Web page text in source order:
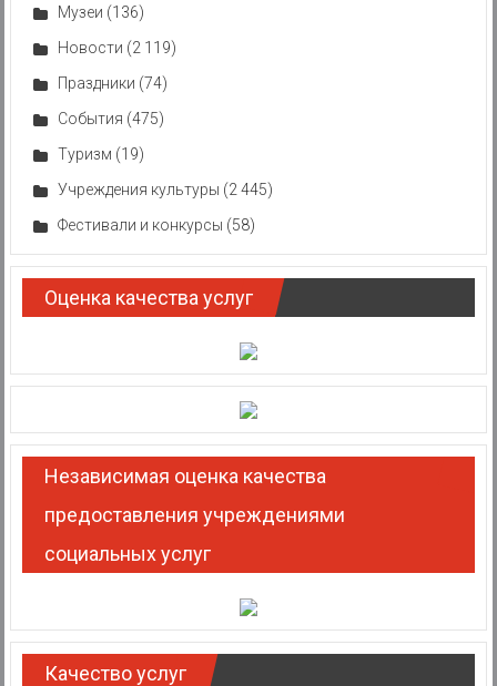
Музеи (136)
Новости (2 119)
Праздники (74)
События (475)
Туризм (19)
Учреждения культуры (2 445)
Фестивали и конкурсы (58)
Оценка качества услуг
Независимая оценка качества
предоставления учреждениями
социальных услуг
Качество услуг